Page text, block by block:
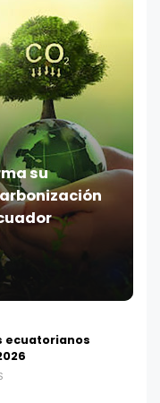
su
ecuatorianos